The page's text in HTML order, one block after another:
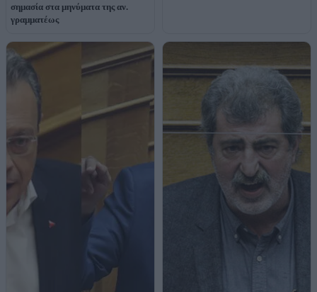
σημασία στα μηνύματα της αν.
γραμματέως